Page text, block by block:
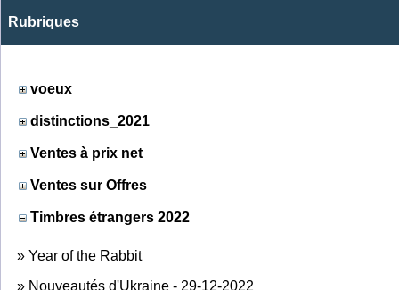
Rubriques
voeux
distinctions_2021
Ventes à prix net
Ventes sur Offres
Timbres étrangers 2022
» Year of the Rabbit
» Nouveautés d'Ukraine - 29-12-2022